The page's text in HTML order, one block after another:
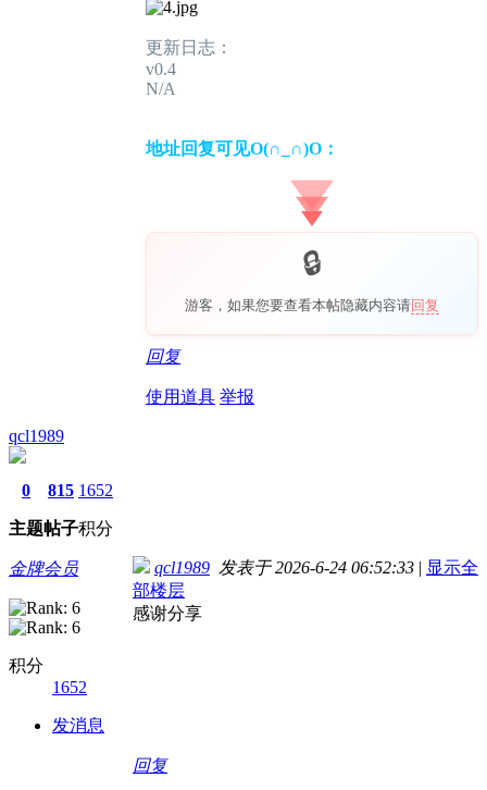
更新日志：
v0.4
N/A
地址回复可见O(∩_∩)O：
游客，如果您要查看本帖隐藏内容请回复
回复
使用道具 举报
qcl1989
0
主题
815
帖子
1652
积分
金牌会员
积分
1652
发消息
qcl1989 发表于 2026-6-24 06:52:33 | 显示全
部楼层
感谢分享
回复